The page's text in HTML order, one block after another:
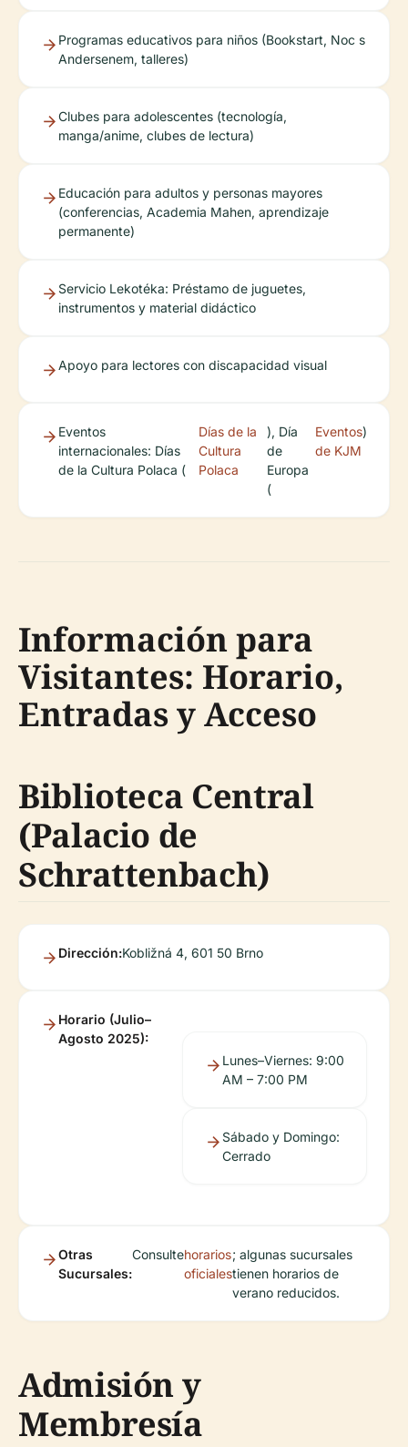
Programas educativos para niños (Bookstart, Noc s
Andersenem, talleres)
Clubes para adolescentes (tecnología,
manga/anime, clubes de lectura)
Educación para adultos y personas mayores
(conferencias, Academia Mahen, aprendizaje
permanente)
Servicio Lekotéka: Préstamo de juguetes,
instrumentos y material didáctico
Apoyo para lectores con discapacidad visual
Eventos
internacionales: Días
de la Cultura Polaca (
Días de la
Cultura
Polaca
), Día
de
Europa
(
Eventos
de KJM
)
Información para
Visitantes: Horario,
Entradas y Acceso
Biblioteca Central
(Palacio de
Schrattenbach)
Dirección:Kobližná 4, 601 50 Brno
Horario (Julio–
Agosto 2025):
Lunes–Viernes: 9:00
AM – 7:00 PM
Sábado y Domingo:
Cerrado
Otras
Sucursales:
Consultehorarios
oficiales
; algunas sucursales
tienen horarios de
verano reducidos.
Admisión y
Membresía